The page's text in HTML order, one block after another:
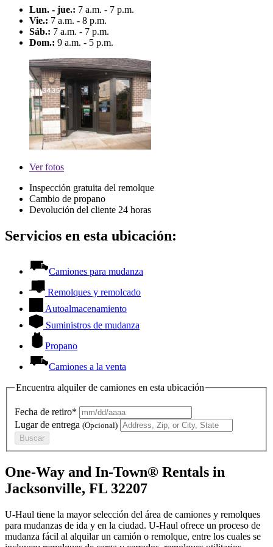
Lun. - jue.: 7 a.m. - 7 p.m.
Vie.: 7 a.m. - 8 p.m.
Sáb.: 7 a.m. - 7 p.m.
Dom.: 9 a.m. - 5 p.m.
Verfotos
Inspección gratuita del remolque
Cambio de propano
Devolución del cliente 24 horas
Servicios en esta ubicación:
Camiones para mudanza
Remolques y remolcado
Autoalmacenamiento
Suministros de mudanza
Propano
Camiones a la venta
Encuentra alquiler de camiones en esta ubicación
Fecha de retiro*
Lugar de entrega (Opcional)
Buscar
One-Way and In-Town® Rentals in
Jacksonville, FL 32207
U-Haul tiene la mayor selección del área de camiones y remolques
para mudanzas de ida y en la ciudad. U-Haul ofrece un proceso de
mudanza fácil al alquilar un camión o remolque, entre los cuales se